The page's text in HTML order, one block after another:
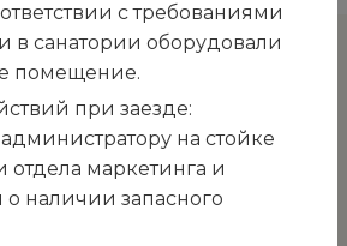
к участию
запроса
на
с требованиями
в санатории оборудовали
помещение.
при заезде:
на стойке
отдела маркетинга и
наличии запасного